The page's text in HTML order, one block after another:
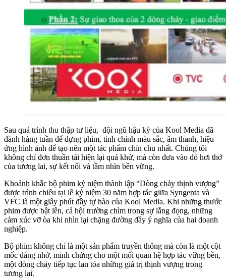
Sau quá trình thu thập tư liệu, đội ngũ hậu kỳ của Kool Media đã
dành hàng tuần để dựng phim, tinh chỉnh màu sắc, âm thanh, hiệu
ứng hình ảnh để tạo nên một tác phẩm chỉn chu nhất. Chúng tôi
không chỉ đơn thuần tái hiện lại quá khứ, mà còn đưa vào đó hơi thở
của tương lai, sự kết nối và tầm nhìn bền vững.
Khoảnh khắc bộ phim kỷ niệm thành lập “Dòng chảy thịnh vượng”
được trình chiếu tại lễ kỷ niệm 30 năm hợp tác giữa Syngenta và
VFC là một giây phút đầy tự hào của Kool Media. Khi những thước
phim được bật lên, cả hội trường chìm trong sự lắng đọng, những
cảm xúc vỡ òa khi nhìn lại chặng đường đầy ý nghĩa của hai doanh
nghiệp.
Bộ phim không chỉ là một sản phẩm truyền thông mà còn là một cột
mốc đáng nhớ, minh chứng cho một mối quan hệ hợp tác vững bền,
một dòng chảy tiếp tục lan tỏa những giá trị thịnh vượng trong
tương lai.